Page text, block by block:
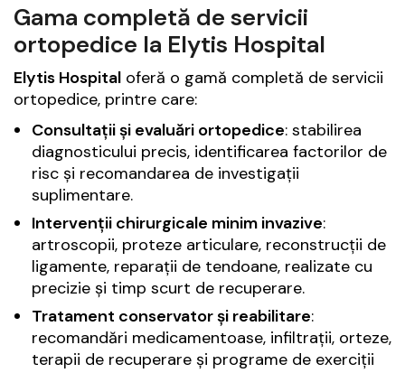
Gama completă de servicii
ortopedice la Elytis Hospital
Elytis Hospital oferă o gamă completă de servicii
ortopedice, printre care:
Consultații și evaluări ortopedice: stabilirea
diagnosticului precis, identificarea factorilor de
risc și recomandarea de investigații
suplimentare.
Intervenții chirurgicale minim invazive:
artroscopii, proteze articulare, reconstrucții de
ligamente, reparații de tendoane, realizate cu
precizie și timp scurt de recuperare.
Tratament conservator și reabilitare:
recomandări medicamentoase, infiltrații, orteze,
terapii de recuperare și programe de exerciții